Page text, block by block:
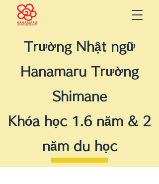
Trường Nhật ngữ
Hanamaru Trường
Shimane
Khóa học 1.6 năm & 2
năm du học